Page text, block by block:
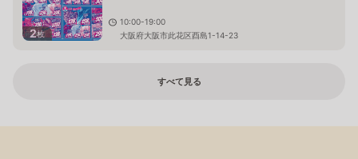
2枚
10:00-19:00
大阪府大阪市此花区酉島1-14-23
すべて見る